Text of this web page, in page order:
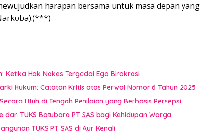
harapan bersama untuk masa depan yang
Ketika Hak Nakes Tergadai Ego Birokrasi
Hukum: Catatan Kritis atas Perwal Nomor 6 Tahun 2025
Utuh di Tengah Penilaian yang Berbasis Persepsi
dan TUKS Batubara PT SAS bagi Kehidupan Warga
TUKS PT SAS di Aur Kenali